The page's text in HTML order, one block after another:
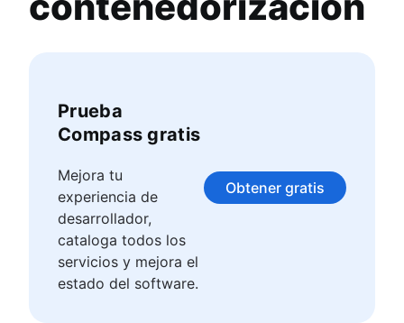
¿Qué es la gestión de la configuración?
SOA frente a microservicios
Herramientas de microservicios
contenedorización [2024]
Computación en la nube
Presentación
Comparación de contenedores y máquinas
virtuales
Prueba
Compass gratis
Mejora tu
experiencia de
desarrollador,
cataloga todos los
servicios y mejora el
estado del software.
Obtener gratis